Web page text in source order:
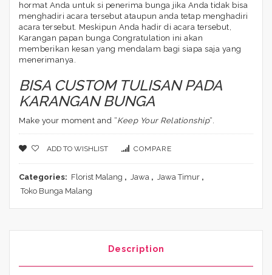
hormat Anda untuk si penerima bunga jika Anda tidak bisa
menghadiri acara tersebut ataupun anda tetap menghadiri
acara tersebut. Meskipun Anda hadir di acara tersebut,
Karangan papan bunga Congratulation ini akan
memberikan kesan yang mendalam bagi siapa saja yang
menerimanya.
BISA CUSTOM TULISAN PADA
KARANGAN BUNGA
Make your moment and “Keep Your Relationship“.
ADD TO WISHLIST COMPARE
Categories: Florist Malang , Jawa , Jawa Timur ,
Toko Bunga Malang
Description